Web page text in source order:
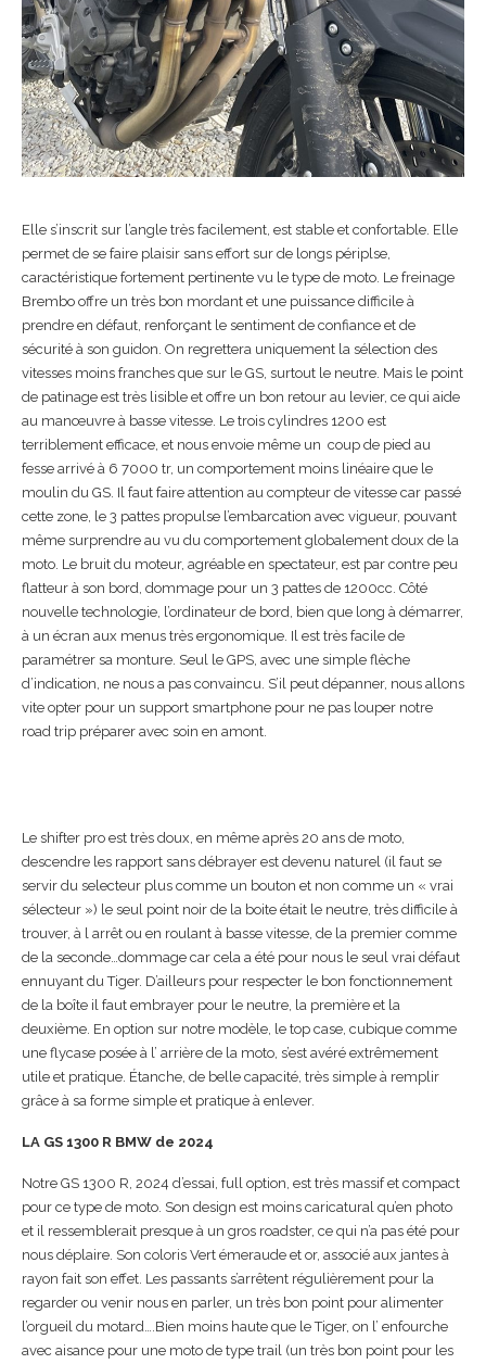
Elle s’inscrit sur l’angle très facilement, est stable et confortable. Elle
permet de se faire plaisir sans effort sur de longs périplse,
caractéristique fortement pertinente vu le type de moto. Le freinage
Brembo offre un très bon mordant et une puissance difficile à
prendre en défaut, renforçant le sentiment de confiance et de
sécurité à son guidon. On regrettera uniquement la sélection des
vitesses moins franches que sur le GS, surtout le neutre. Mais le point
de patinage est très lisible et offre un bon retour au levier, ce qui aide
au manœuvre à basse vitesse. Le trois cylindres 1200 est
terriblement efficace, et nous envoie même un coup de pied au
fesse arrivé à 6 7000 tr, un comportement moins linéaire que le
moulin du GS. Il faut faire attention au compteur de vitesse car passé
cette zone, le 3 pattes propulse l’embarcation avec vigueur, pouvant
même surprendre au vu du comportement globalement doux de la
moto. Le bruit du moteur, agréable en spectateur, est par contre peu
flatteur à son bord, dommage pour un 3 pattes de 1200cc. Côté
nouvelle technologie, l’ordinateur de bord, bien que long à démarrer,
à un écran aux menus très ergonomique. Il est très facile de
paramétrer sa monture. Seul le GPS, avec une simple flèche
d’indication, ne nous a pas convaincu. S’il peut dépanner, nous allons
vite opter pour un support smartphone pour ne pas louper notre
road trip préparer avec soin en amont.
Le shifter pro est très doux, en même après 20 ans de moto,
descendre les rapport sans débrayer est devenu naturel (il faut se
servir du selecteur plus comme un bouton et non comme un « vrai
sélecteur ») le seul point noir de la boite était le neutre, très difficile à
trouver, à l arrêt ou en roulant à basse vitesse, de la premier comme
de la seconde…dommage car cela a été pour nous le seul vrai défaut
ennuyant du Tiger. D’ailleurs pour respecter le bon fonctionnement
de la boîte il faut embrayer pour le neutre, la première et la
deuxième. En option sur notre modèle, le top case, cubique comme
une flycase posée à l’ arrière de la moto, s’est avéré extrêmement
utile et pratique. Étanche, de belle capacité, très simple à remplir
grâce à sa forme simple et pratique à enlever.
LA GS 1300 R BMW de 2024
Notre GS 1300 R, 2024 d’essai, full option, est très massif et compact
pour ce type de moto. Son design est moins caricatural qu’en photo
et il ressemblerait presque à un gros roadster, ce qui n’a pas été pour
nous déplaire. Son coloris Vert émeraude et or, associé aux jantes à
rayon fait son effet. Les passants s’arrêtent régulièrement pour la
regarder ou venir nous en parler, un très bon point pour alimenter
l’orgueil du motard….Bien moins haute que le Tiger, on l’ enfourche
avec aisance pour une moto de type trail (un très bon point pour les